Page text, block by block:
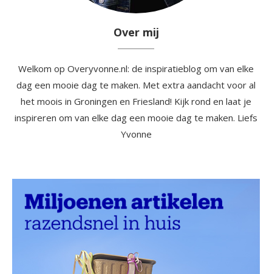
Over mij
Welkom op Overyvonne.nl: de inspiratieblog om van elke
dag een mooie dag te maken. Met extra aandacht voor al
het moois in Groningen en Friesland! Kijk rond en laat je
inspireren om van elke dag een mooie dag te maken. Liefs
Yvonne